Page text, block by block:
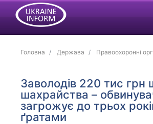
Головна Держава Правоохоронні
Заволодів 220 тис грн
шахрайства –
загрожує до трьох
ґратами